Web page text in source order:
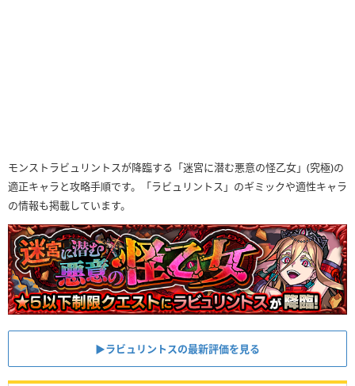
モンストラビュリントスが降臨する「迷宮に潜む悪意の怪乙女」(究極)の
適正キャラと攻略手順です。「ラビュリントス」のギミックや適性キャラ
の情報も掲載しています。
▶︎ラビュリントスの最新評価を見る